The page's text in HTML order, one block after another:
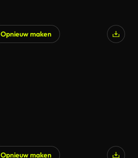
Opnieuw maken
Opnieuw maken